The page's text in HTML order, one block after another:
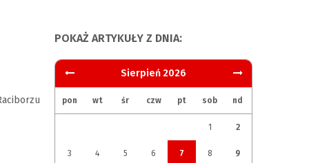
POKAŻ ARTYKUŁY Z DNIA:
Sierpień 2026
pon wt śr czw pt sob nd
1 2
3 4 5 6 7 8 9